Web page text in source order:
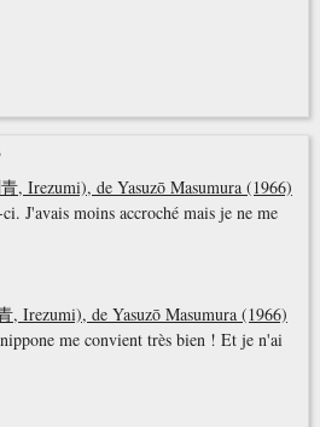
, Irezumi), de Yasuzō Masumura (1966)
J'avais moins accroché mais je ne me
, Irezumi), de Yasuzō Masumura (1966)
me convient très bien ! Et je n'ai